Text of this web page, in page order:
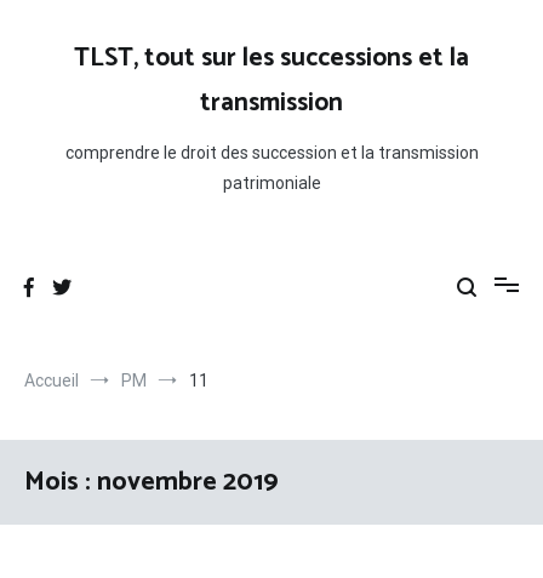
TLST, tout sur les successions et la
transmission
comprendre le droit des succession et la transmission
patrimoniale
Accueil PM 11
Mois :novembre 2019